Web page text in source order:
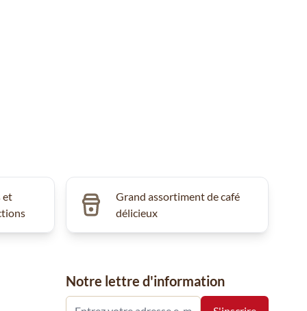
et
Grand assortiment de café
délicieux
Notre lettre d'information